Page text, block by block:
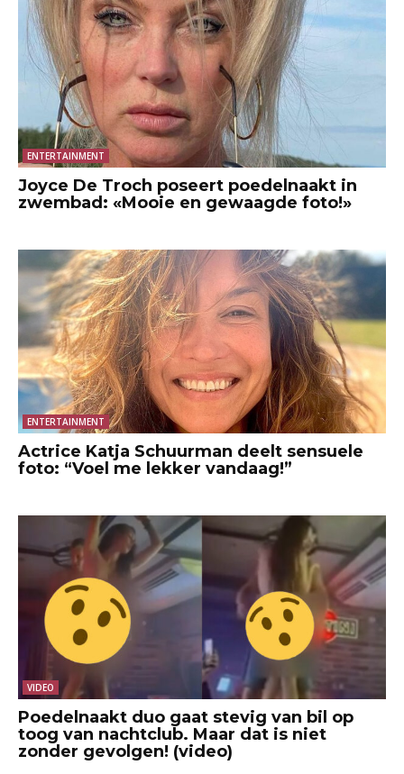
ENTERTAINMENT
Joyce De Troch poseert poedelnaakt in
zwembad: «Mooie en gewaagde foto!»
ENTERTAINMENT
Actrice Katja Schuurman deelt sensuele
foto: “Voel me lekker vandaag!”
VIDEO
Poedelnaakt duo gaat stevig van bil op
toog van nachtclub. Maar dat is niet
zonder gevolgen! (video)